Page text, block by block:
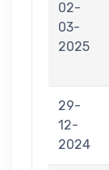
02-
03-
2025
29-
12-
2024